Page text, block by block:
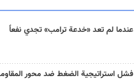
عندما لم تعد «خدعة ترامب» تجدي نفعاً
فشل استراتيجية الضغط ضد محور